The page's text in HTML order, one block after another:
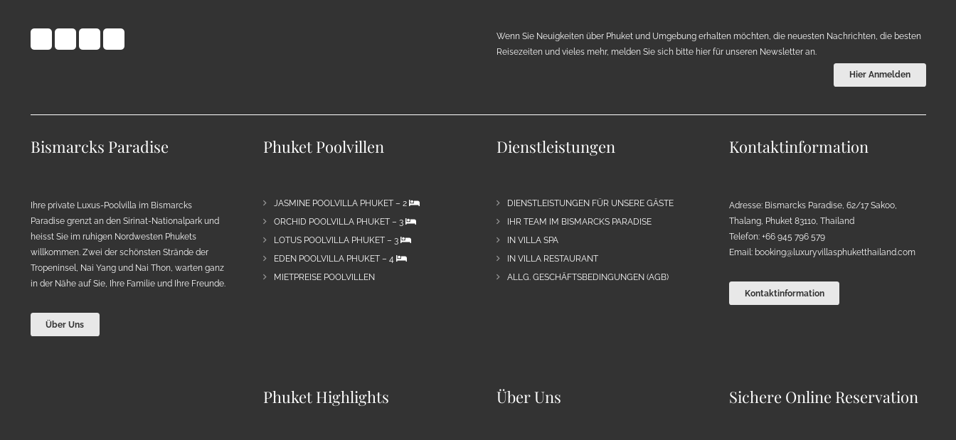
Wenn Sie Neuigkeiten über Phuket und Umgebung erhalten möchten, die neuesten Nachrichten, die besten
Reisezeiten und vieles mehr, melden Sie sich bitte hier für unseren Newsletter an.
Hier Anmelden
Bismarcks Paradise
Ihre private Luxus-Poolvilla im Bismarcks
Paradise grenzt an den Sirinat-Nationalpark und
heisst Sie im ruhigen Nordwesten Phukets
willkommen. Zwei der schönsten Strände der
Tropeninsel, Nai Yang und Nai Thon, warten ganz
in der Nähe auf Sie, Ihre Familie und Ihre Freunde.
Über Uns
Phuket Poolvillen
JASMINE POOLVILLA PHUKET – 2
ORCHID POOLVILLA PHUKET – 3
LOTUS POOLVILLA PHUKET – 3
EDEN POOLVILLA PHUKET – 4
MIETPREISE POOLVILLEN
Dienstleistungen
DIENSTLEISTUNGEN FÜR UNSERE GÄSTE
IHR TEAM IM BISMARCKS PARADISE
IN VILLA SPA
IN VILLA RESTAURANT
ALLG. GESCHÄFTSBEDINGUNGEN (AGB)
Kontaktinformation
Adresse: Bismarcks Paradise, 62/17 Sakoo,
Thalang, Phuket 83110, Thailand
Telefon: +66 945 796 579
Email: booking@luxuryvillasphuketthailand.com
Kontaktinformation
Phuket Highlights Über Uns Sichere Online Reservation